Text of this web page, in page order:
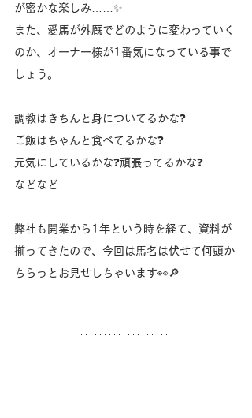
が密かな楽しみ……✨️
また、愛馬が外厩でどのように変わっていく
のか、オーナー様が1番気になっている事で
しょう。
調教はきちんと身についてるかな❓
ご飯はちゃんと食べてるかな❓
元気にしているかな❓頑張ってるかな❓
などなど……
弊社も開業から1年という時を経て、資料が
揃ってきたので、今回は馬名は伏せて何頭か
ちらっとお見せしちゃいます👀🔎